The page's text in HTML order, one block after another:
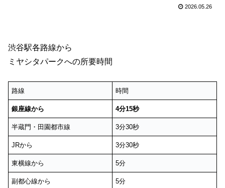
2026.05.26
渋谷駅各路線から
ミヤシタパークへの所要時間
路線 時間
銀座線から 4分15秒
半蔵門・田園都市線 3分30秒
JRから 3分30秒
東横線から 5分
副都心線から 5分